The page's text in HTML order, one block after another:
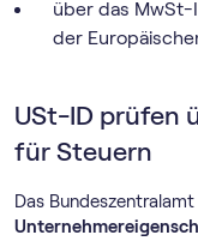
über das MwSt-
der
USt-ID prüfen
für Steuern
Das